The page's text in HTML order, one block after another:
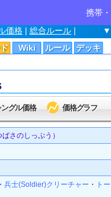
携帯
Wiki ルール デッキ
価格 | 総合ルール |
ングル価格 価格グラフ
ばさのしっぷう）
・ 兵士(Soldier)クリーチャー ・
ト